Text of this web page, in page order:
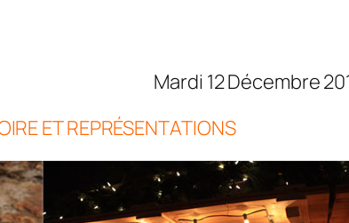
12 Décembre
ET REPRÉSENTATIONS